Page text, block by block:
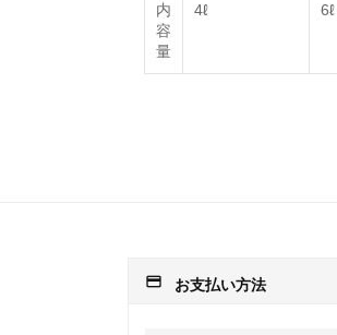
内
容
量
4ℓ 6ℓ
payment お支払い方法